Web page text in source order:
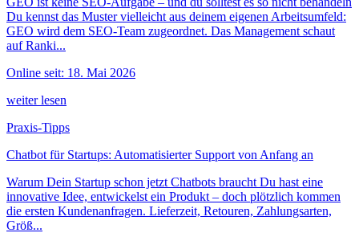
Du kennst das Muster vielleicht aus deinem eigenen Arbeitsumfeld:
GEO wird dem SEO-Team zugeordnet. Das Management schaut
auf Ranki...
Online seit: 18. Mai 2026
weiter lesen
Praxis-Tipps
Chatbot für Startups: Automatisierter Support von Anfang an
Warum Dein Startup schon jetzt Chatbots braucht Du hast eine
innovative Idee, entwickelst ein Produkt – doch plötzlich kommen
die ersten Kundenanfragen. Lieferzeit, Retouren, Zahlungsarten,
Größ...